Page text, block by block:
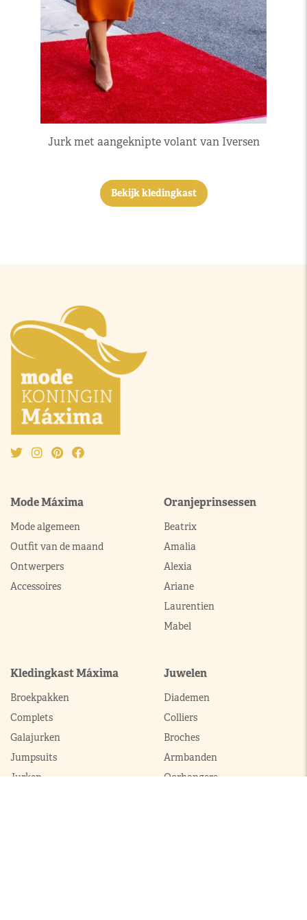
Jurk met aangeknipte volant van Iversen
Bekijk kledingkast
Mode Máxima
Mode algemeen
Outfit van de maand
Ontwerpers
Accessoires
Oranjeprinsessen
Beatrix
Amalia
Alexia
Ariane
Laurentien
Mabel
Kledingkast Máxima
Broekpakken
Complets
Galajurken
Jumpsuits
Jurken
Juwelen
Diademen
Colliers
Broches
Armbanden
Oorhangers